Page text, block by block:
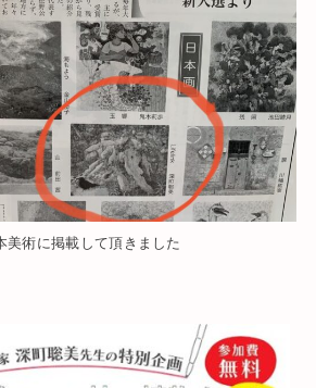
美術に掲載して頂きました